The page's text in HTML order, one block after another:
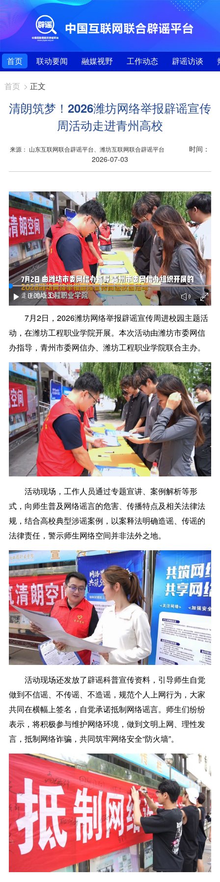
首页 联动要闻 融媒视野 工作动态 辟谣访谈
首页 > 正文
清朗筑梦！2026潍坊网络举报辟谣宣传
周活动走进青州高校
来源： 山东互联网联合辟谣平台、潍坊互联网联合辟谣平台
时间：
2026-07-03
0:00/0:33
7月2日，2026潍坊网络举报辟谣宣传周进校园主题活
动，在潍坊工程职业学院开展。本次活动由潍坊市委网信
办指导，青州市委网信办、潍坊工程职业学院联合主办。
活动现场，工作人员通过专题宣讲、案例解析等形
式，向师生普及网络谣言的危害、传播特点及相关法律法
规，结合高校典型涉谣案例，以案释法明确造谣、传谣的
法律责任，警示师生网络空间并非法外之地。
活动现场还发放了辟谣科普宣传资料，引导师生自觉
做到不信谣、不传谣、不造谣，规范个人上网行为，大家
共同在横幅上签名，自觉承诺抵制网络谣言。师生们纷纷
表示，将积极参与维护网络环境，做到文明上网、理性发
言，抵制网络诈骗，共同筑牢网络安全“防火墙”。